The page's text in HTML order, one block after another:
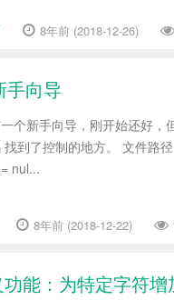
8年前 (2018-12-26)
手向导
个新手向导，刚开始还好，
到了控制的地方。 文件路
nul...
8年前 (2018-12-22)
能：为特定字符